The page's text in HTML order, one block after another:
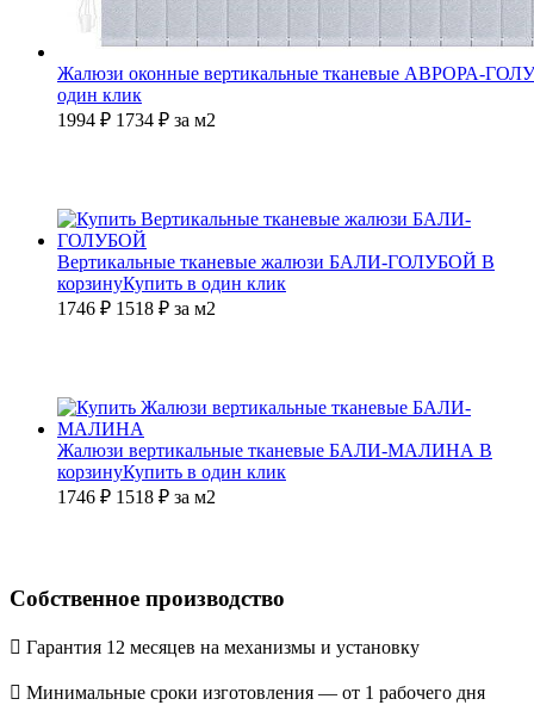
Жалюзи оконные вертикальные тканевые АВРОРА-
один клик
1994 ₽ 1734 ₽ за м2
Вертикальные тканевые жалюзи БАЛИ-ГОЛУБОЙ В
корзинуКупить в один клик
1746 ₽ 1518 ₽ за м2
Жалюзи вертикальные тканевые БАЛИ-МАЛИНА В
корзинуКупить в один клик
1746 ₽ 1518 ₽ за м2
Собственное производство
Гарантия 12 месяцев на механизмы и установку
Минимальные сроки изготовления — от 1 рабочего дня